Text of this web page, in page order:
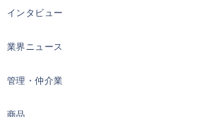
インタビュー
業界ニュース
管理・仲介業
商品